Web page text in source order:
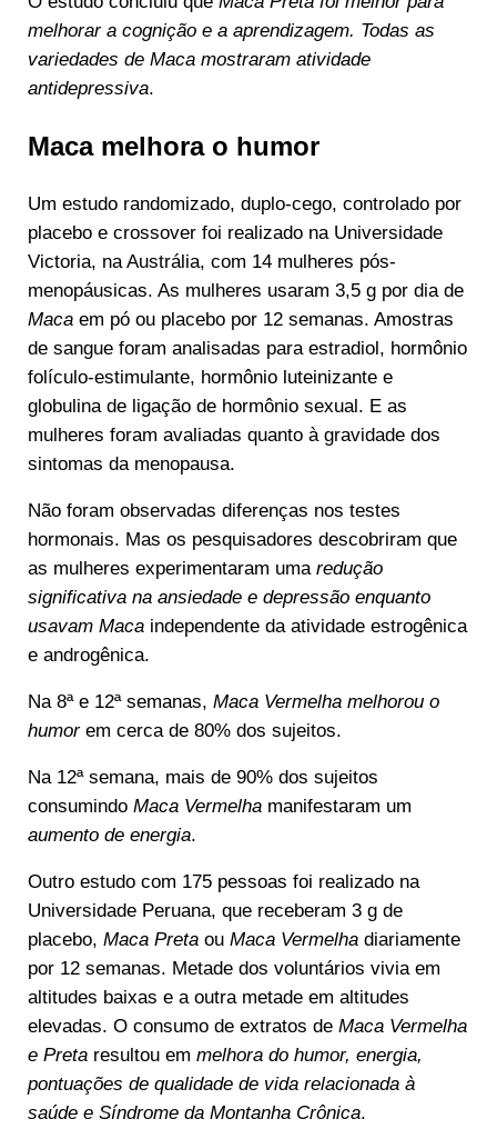
melhorar a cognição e a aprendizagem. Todas as
variedades de Maca mostraram atividade
antidepressiva.
Maca melhora o humor
Um estudo randomizado, duplo-cego, controlado por
placebo e crossover foi realizado na Universidade
Victoria, na Austrália, com 14 mulheres pós-
menopáusicas. As mulheres usaram 3,5 g por dia de
Macaem pó ou placebo por 12 semanas. Amostras
de sangue foram analisadas para estradiol, hormônio
folículo-estimulante, hormônio luteinizante e
globulina de ligação de hormônio sexual. E as
mulheres foram avaliadas quanto à gravidade dos
sintomas da menopausa.
Não foram observadas diferenças nos testes
hormonais. Mas os pesquisadores descobriram que
as mulheres experimentaram uma redução
significativa na ansiedade e depressão enquanto
usavam Macaindependente da atividade estrogênica
e androgênica.
Na 8ª e 12ª semanas, Maca Vermelha melhorou o
humorem cerca de 80% dos sujeitos.
Na 12ª semana, mais de 90% dos sujeitos
consumindo Maca Vermelhamanifestaram um
aumento de energia.
Outro estudo com 175 pessoas foi realizado na
Universidade Peruana, que receberam 3 g de
placebo, Maca Pretaou Maca Vermelhadiariamente
por 12 semanas. Metade dos voluntários vivia em
altitudes baixas e a outra metade em altitudes
elevadas. O consumo de extratos de Maca Vermelha
e Pretaresultou em melhora do humor, energia,
pontuações de qualidade de vida relacionada à
saúde e Síndrome da Montanha Crônica.